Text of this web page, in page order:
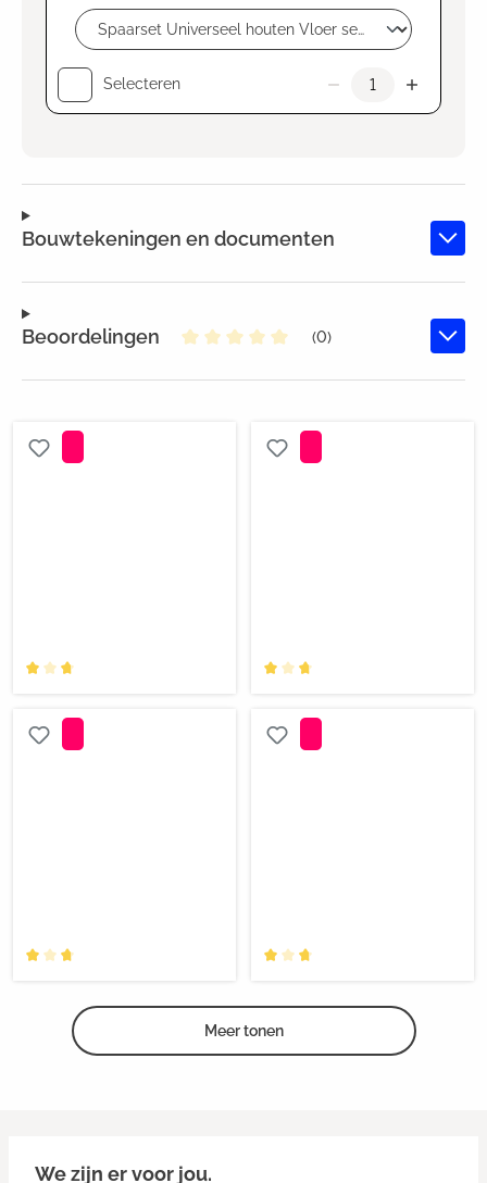
Selecteren
Bouwtekeningen en documenten
Beoordelingen
(0)
Meer tonen
We zijn er voor jou.